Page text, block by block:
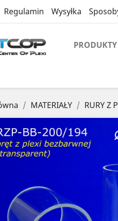
Regulamin Wysyłka
PRODUKTY
MATERIAŁY RURY Z